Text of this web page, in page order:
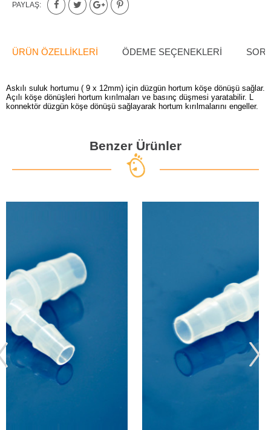
PAYLAŞ:
ÜRÜN ÖZELLIKLERI ÖDEME SEÇENEKLERI
Askılı suluk hortumu ( 9 x 12mm) için düzgün hortum köşe dönüşü sağlar.
Açılı köşe dönüşleri hortum kırılmaları ve basınç düşmesi yaratabilir. L
konnektör düzgün köşe dönüşü sağlayarak hortum kırılmalarını engeller.
Benzer Ürünler